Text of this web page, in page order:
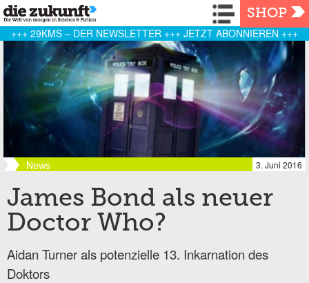
Navigation
SHOP
+++ 29KMS – DER NEWSLETTER +++ JETZT ABONNIEREN +++
News 3. Juni 2016
James Bond als neuer
Doctor Who?
Aidan Turner als potenzielle 13. Inkarnation des
Doktors